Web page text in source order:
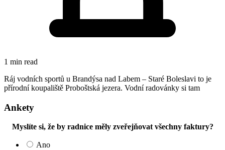
1 min read
Ráj vodních sportů u Brandýsa nad Labem – Staré Boleslavi to je
přírodní koupaliště Proboštská jezera. Vodní radovánky si tam
Ankety
Myslíte si, že by radnice měly zveřejňovat všechny faktury?
Ano